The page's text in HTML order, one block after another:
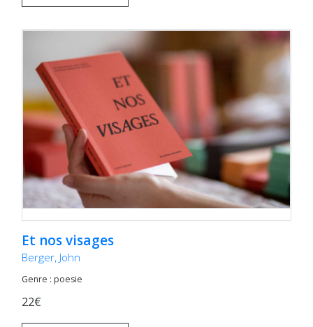
Et nos visages
Berger, John
Genre : poesie
22€